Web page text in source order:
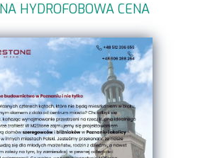
HYDROFOBOWA CENA